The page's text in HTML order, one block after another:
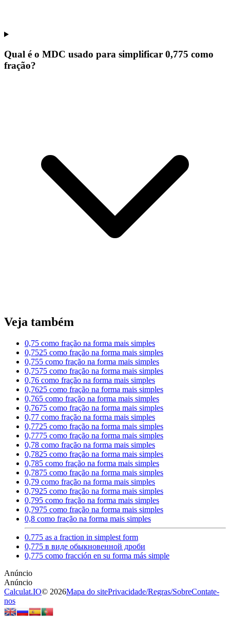
Qual é o MDC usado para simplificar 0,775 como
fração?
Veja também
0,75 como fração na forma mais simples
0,7525 como fração na forma mais simples
0,755 como fração na forma mais simples
0,7575 como fração na forma mais simples
0,76 como fração na forma mais simples
0,7625 como fração na forma mais simples
0,765 como fração na forma mais simples
0,7675 como fração na forma mais simples
0,77 como fração na forma mais simples
0,7725 como fração na forma mais simples
0,7775 como fração na forma mais simples
0,78 como fração na forma mais simples
0,7825 como fração na forma mais simples
0,785 como fração na forma mais simples
0,7875 como fração na forma mais simples
0,79 como fração na forma mais simples
0,7925 como fração na forma mais simples
0,795 como fração na forma mais simples
0,7975 como fração na forma mais simples
0,8 como fração na forma mais simples
0.775 as a fraction in simplest form
0,775 в виде обыкновенной дроби
0,775 como fracción en su forma más simple
Calculat.IO© 2026Mapa do sitePrivacidade/Regras/SobreContate-
nos